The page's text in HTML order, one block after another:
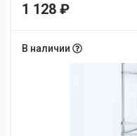
1 128 ₽
В наличии